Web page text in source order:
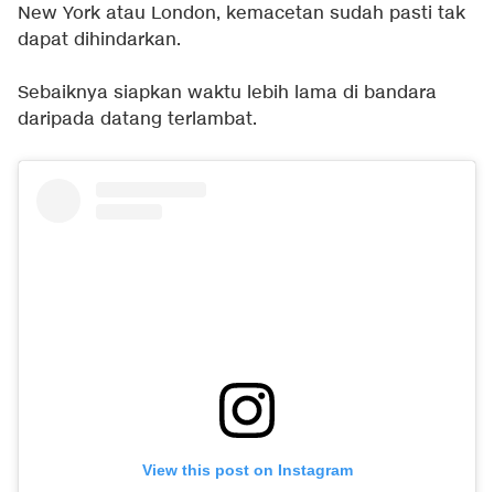
New York atau London, kemacetan sudah pasti tak
dapat dihindarkan.
Sebaiknya siapkan waktu lebih lama di bandara
daripada datang terlambat.
View this post on Instagram